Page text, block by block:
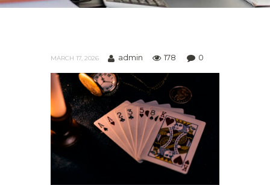
MARCH 17, 2026 admin 178 0